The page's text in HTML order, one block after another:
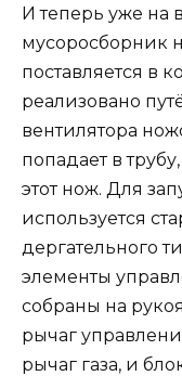
И теперь уже на
мусоросборник
поставляется в
реализовано
вентилятора
попадает в
этот нож. Для
используется
дергательного
элементы
собраны на
рычаг
рычаг газа, и